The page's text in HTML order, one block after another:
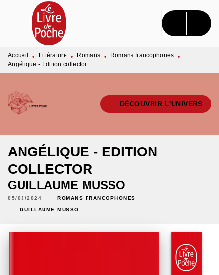
MENU RECHERCHE CONTENU
PIED DE PAGE
Accueil • Littérature • Romans • Romans francophones
•
Angélique - Edition collector
DÉCOUVRIR L'UNIVERS
ANGÉLIQUE - EDITION
COLLECTOR
GUILLAUME MUSSO
05/03/2024 ROMANS FRANCOPHONES
GUILLAUME MUSSO